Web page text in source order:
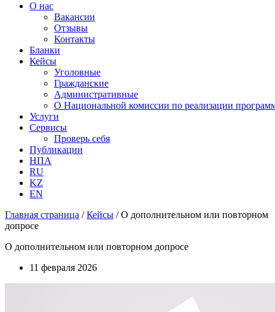
О нас
Вакансии
Отзывы
Контакты
Бланки
Кейсы
Уголовные
Гражданские
Административные
О Национальной комиссии по реализации
Услуги
Сервисы
Проверь себя
Публикации
НПА
RU
KZ
EN
Главная страница /Кейсы /О дополнительном или повторном
допросе
О дополнительном или повторном допросе
11 февраля 2026